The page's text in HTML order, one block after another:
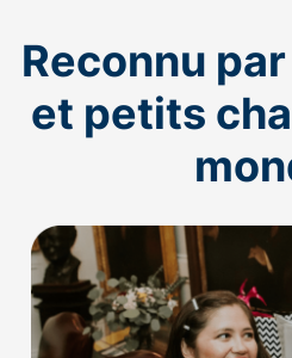
Reconnu
et petits